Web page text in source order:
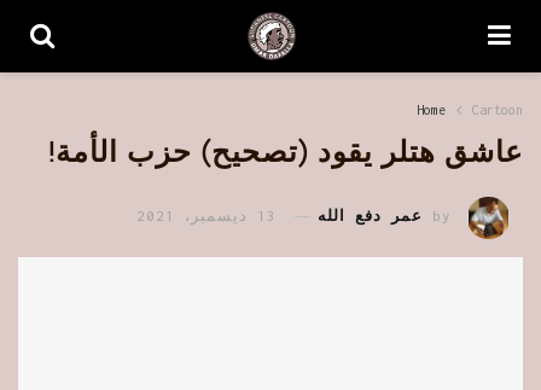
Home Cartoon
عاشق هتلر يقود (تصحيح) حزب الأمة!
by عمر دفع الله 13 ديسمبر، 2021